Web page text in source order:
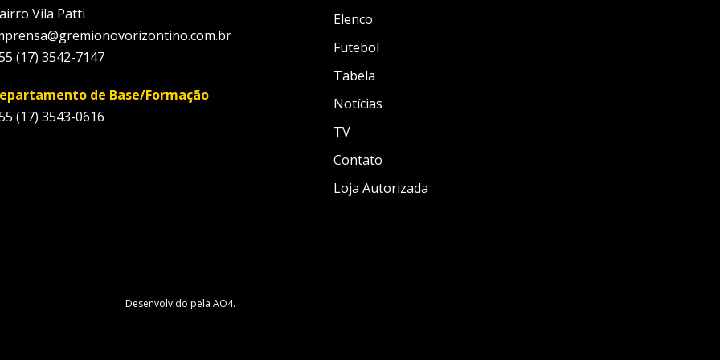
Vila Patti
(17) 3542-7147
de Base/Formação
(17) 3543-0616
Elenco
Futebol
Tabela
Notícias
TV
Contato
Loja Autorizada
Desenvolvido pela AO4.